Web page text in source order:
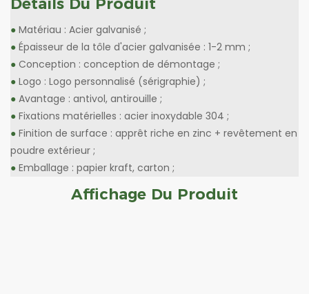
● Matériau : Acier galvanisé ;
● Épaisseur de la tôle d'acier galvanisée : 1-2 mm ;
● Conception : conception de démontage ;
● Logo : Logo personnalisé (sérigraphie) ;
● Avantage : antivol, antirouille ;
● Fixations matérielles : acier inoxydable 304 ;
● Finition de surface : apprêt riche en zinc + revêtement en
poudre extérieur ;
● Emballage : papier kraft, carton ;
Affichage Du Produit